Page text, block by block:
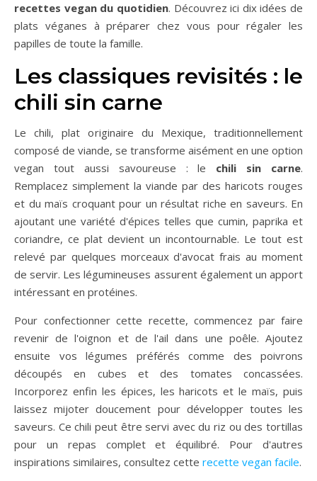
recettes vegan du quotidien. Découvrez ici dix idées de
plats véganes à préparer chez vous pour régaler les
papilles de toute la famille.
Les classiques revisités : le
chili sin carne
Le chili, plat originaire du Mexique, traditionnellement
composé de viande, se transforme aisément en une option
vegan tout aussi savoureuse : le chili sin carne.
Remplacez simplement la viande par des haricots rouges
et du maïs croquant pour un résultat riche en saveurs. En
ajoutant une variété d'épices telles que cumin, paprika et
coriandre, ce plat devient un incontournable. Le tout est
relevé par quelques morceaux d'avocat frais au moment
de servir. Les légumineuses assurent également un apport
intéressant en protéines.
Pour confectionner cette recette, commencez par faire
revenir de l'oignon et de l'ail dans une poêle. Ajoutez
ensuite vos légumes préférés comme des poivrons
découpés en cubes et des tomates concassées.
Incorporez enfin les épices, les haricots et le maïs, puis
laissez mijoter doucement pour développer toutes les
saveurs. Ce chili peut être servi avec du riz ou des tortillas
pour un repas complet et équilibré. Pour d'autres
inspirations similaires, consultez cette recette vegan facile.